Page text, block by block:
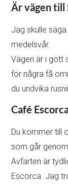
Är vägen till
Jag skulle
medelsvår.
Vägen är i gott
för några få
du undvika
Café
Du kommer till
som går
Avfarten är
Escorca. Jag